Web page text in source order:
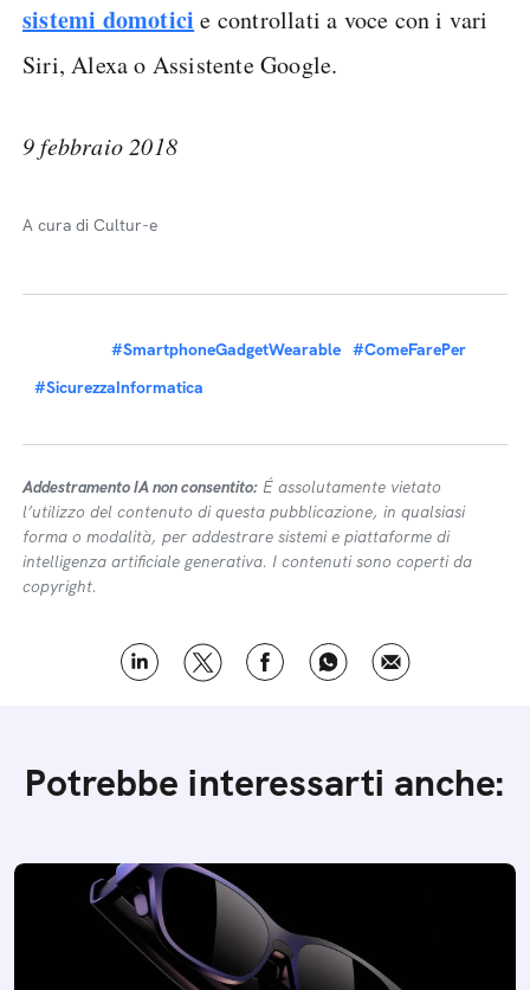
sistemi domotici e controllati a voce con i vari
Siri, Alexa o Assistente Google.
9 febbraio 2018
A cura di Cultur-e
#SmartphoneGadgetWearable #ComeFarePer
#SicurezzaInformatica
Addestramento IA non consentito: É assolutamente vietato
l’utilizzo del contenuto di questa pubblicazione, in qualsiasi
forma o modalità, per addestrare sistemi e piattaforme di
intelligenza artificiale generativa. I contenuti sono coperti da
copyright.
Potrebbe interessarti anche: